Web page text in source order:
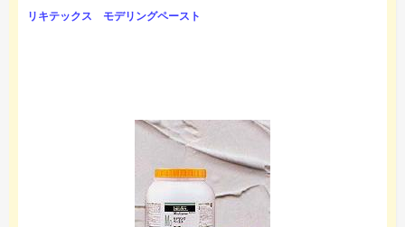
リキテックス モデリングペースト